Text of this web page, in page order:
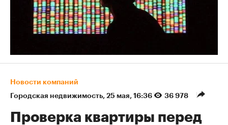
Новости компаний
Городская недвижимость⁠, 25 мая, 16:36 36 978
Проверка квартиры перед